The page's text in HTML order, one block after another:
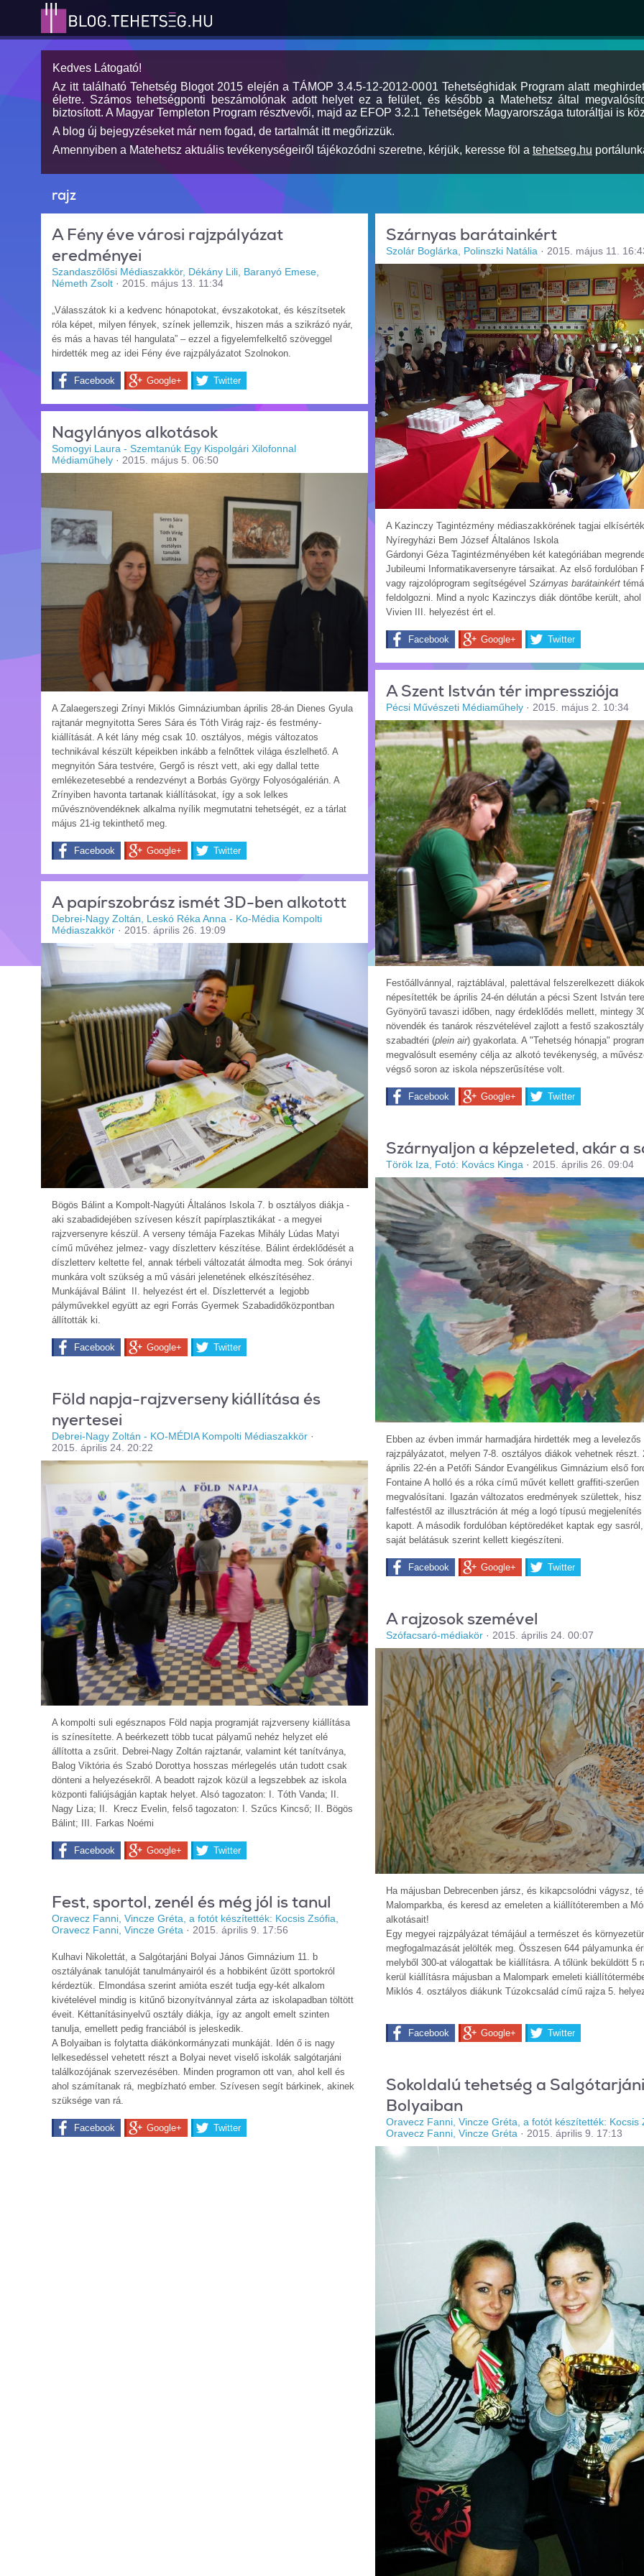
Kedves Látogató!
Az itt található Tehetség Blogot 2015 elején a TÁMOP 3.4.5-12-2012-0001 Tehetséghidak Program alatt
életre. Számos tehetségponti beszámolónak adott helyet ez a felület, és később a Matehetsz által
biztosított. A Magyar Templeton Program résztvevői, majd az EFOP 3.2.1 Tehetségek Magyarországa tutoráltjai is
A blog új bejegyzéseket már nem fogad, de tartalmát itt megőrizzük.
Amennyiben a Matehetsz aktuális tevékenységeiről tájékozódni szeretne, kérjük, keresse föl a tehetseg.hu
rajz
A Fény éve városi rajzpályázat
eredményei
Szandaszőlősi Médiaszakkör, Dékány Lili, Baranyó Emese,
Németh Zsolt · 2015. május 13. 11:34
„Válasszátok ki a kedvenc hónapotokat, évszakotokat, és készítsetek
róla képet, milyen fények, színek jellemzik, hiszen más a szikrázó nyár,
és más a havas tél hangulata” – ezzel a figyelemfelkeltő szöveggel
hirdették meg az idei Fény éve rajzpályázatot Szolnokon.
Facebook Google+ Twitter
Szárnyas barátainkért
Szolár Boglárka, Polinszki Natália · 2015. május 11.
A Kazinczy Tagintézmény médiaszakkörének tagjai
Nyíregyházi Bem József Általános Iskola
Gárdonyi Géza Tagintézményében két kategóriában
Jubileumi Informatikaversenyre társaikat. Az első fordulóban
vagy rajzolóprogram segítségével Szárnyas barátainkért
feldolgozni. Mind a nyolc Kazinczys diák döntőbe került,
Vivien III. helyezést ért el.
Facebook Google+ Twitter
Nagylányos alkotások
Somogyi Laura - Szemtanúk Egy Kispolgári Xilofonnal
Médiaműhely · 2015. május 5. 06:50
A Zalaegerszegi Zrínyi Miklós Gimnáziumban április 28-án Dienes Gyula
rajtanár megnyitotta Seres Sára és Tóth Virág rajz- és festmény-
kiállítását. A két lány még csak 10. osztályos, mégis változatos
technikával készült képeikben inkább a felnőttek világa észlelhető. A
megnyitón Sára testvére, Gergő is részt vett, aki egy dallal tette
emlékezetesebbé a rendezvényt a Borbás György Folyosógalérián. A
Zrínyiben havonta tartanak kiállításokat, így a sok lelkes
művésznövendéknek alkalma nyílik megmutatni tehetségét, ez a tárlat
május 21-ig tekinthető meg.
Facebook Google+ Twitter
A Szent István tér impressziója
Pécsi Művészeti Médiaműhely · 2015. május 2. 10:34
Festőállvánnyal, rajztáblával, palettával felszerelkezett diákok
népesítették be április 24-én délután a pécsi Szent István
Gyönyörű tavaszi időben, nagy érdeklődés mellett, mintegy
növendék és tanárok részvételével zajlott a festő
szabadtéri (plein air) gyakorlata. A "Tehetség hónapja"
megvalósult esemény célja az alkotó tevékenység, a
végső soron az iskola népszerűsítése volt.
Facebook Google+ Twitter
A papírszobrász ismét 3D-ben alkotott
Debrei-Nagy Zoltán, Leskó Réka Anna - Ko-Média Kompolti
Médiaszakkör · 2015. április 26. 19:09
Bögös Bálint a Kompolt-Nagyúti Általános Iskola 7. b osztályos diákja -
aki szabadidejében szívesen készít papírplasztikákat - a megyei
rajzversenyre készül. A verseny témája Fazekas Mihály Lúdas Matyi
című művéhez jelmez- vagy díszletterv készítése. Bálint érdeklődését a
díszletterv keltette fel, annak térbeli változatát álmodta meg. Sok órányi
munkára volt szükség a mű vásári jelenetének elkészítéséhez.
Munkájával Bálint II. helyezést ért el. Díszlettervét a legjobb
pályművekkel együtt az egri Forrás Gyermek Szabadidőközpontban
állították ki.
Facebook Google+ Twitter
Szárnyaljon a képzeleted, akár a
Török Iza, Fotó: Kovács Kinga · 2015. április 26. 09:04
Ebben az évben immár harmadjára hirdették meg a levelezős
rajzpályázatot, melyen 7-8. osztályos diákok vehetnek részt.
április 22-én a Petőfi Sándor Evangélikus Gimnázium első
Fontaine A holló és a róka című művét kellett graffiti-szerűen
megvalósítani. Igazán változatos eredmények születtek,
falfestéstől az illusztráción át még a logó típusú
kapott. A második fordulóban képtöredéket kaptak egy
saját belátásuk szerint kellett kiegészíteni.
Facebook Google+ Twitter
Föld napja-rajzverseny kiállítása és
nyertesei
Debrei-Nagy Zoltán - KO-MÉDIA Kompolti Médiaszakkör ·
2015. április 24. 20:22
A kompolti suli egésznapos Föld napja programját rajzverseny kiállítása
is színesítette. A beérkezett több tucat pályamű nehéz helyzet elé
állította a zsűrit. Debrei-Nagy Zoltán rajztanár, valamint két tanítványa,
Balog Viktória és Szabó Dorottya hosszas mérlegelés után tudott csak
dönteni a helyezésekről. A beadott rajzok közül a legszebbek az iskola
központi faliújságján kaptak helyet. Alsó tagozaton: I. Tóth Vanda; II.
Nagy Liza; II. Krecz Evelin, felső tagozaton: I. Szűcs Kincső; II. Bögös
Bálint; III. Farkas Noémi
Facebook Google+ Twitter
A rajzosok szemével
Szófacsaró-médiakör · 2015. április 24. 00:07
Ha májusban Debrecenben jársz, és kikapcsolódni vágysz,
Malomparkba, és keresd az emeleten a kiállítóteremben a
alkotásait!
Egy megyei rajzpályázat témájául a természet és
megfogalmazását jelölték meg. Összesen 644 pályamunka
melyből 300-at válogattak be kiállításra. A tőlünk beküldött 5
kerül kiállításra májusban a Malompark emeleti
Miklós 4. osztályos diákunk Túzokcsalád című rajza 5.
Facebook Google+ Twitter
Fest, sportol, zenél és még jól is tanul
Oravecz Fanni, Vincze Gréta, a fotót készítették: Kocsis Zsófia,
Oravecz Fanni, Vincze Gréta · 2015. április 9. 17:56
Kulhavi Nikolettát, a Salgótarjáni Bolyai János Gimnázium 11. b
osztályának tanulóját tanulmányairól és a hobbiként űzött sportokról
kérdeztük. Elmondása szerint amióta eszét tudja egy-két alkalom
kivételével mindig is kitűnő bizonyítvánnyal zárta az iskolapadban töltött
éveit. Kéttanításinyelvű osztály diákja, így az angolt emelt szinten
tanulja, emellett pedig franciából is jeleskedik.
A Bolyaiban is folytatta diákönkormányzati munkáját. Idén ő is nagy
lelkesedéssel vehetett részt a Bolyai nevet viselő iskolák salgótarjáni
találkozójának szervezésében. Minden programon ott van, ahol kell és
ahol számítanak rá, megbízható ember. Szívesen segít bárkinek, akinek
szüksége van rá.
Facebook Google+ Twitter
Sokoldalú tehetség a Salgótarjáni
Bolyaiban
Oravecz Fanni, Vincze Gréta, a fotót készítették: Kocsis
Oravecz Fanni, Vincze Gréta · 2015. április 9. 17:13